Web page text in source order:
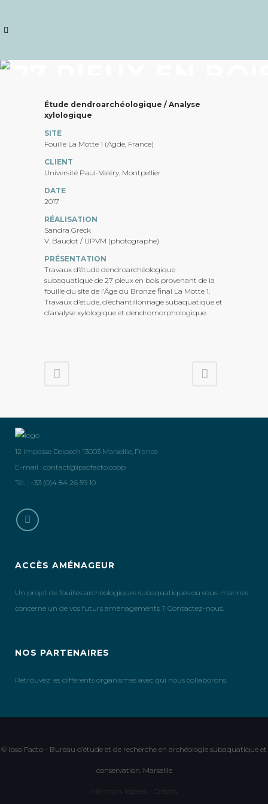
SITE
LA MOTTE
Étude dendroarchéologique / Analyse
xylologique
SITE
Fouille La Motte 1 (Agde, France)
CLIENT
Université Paul-Valéry, Montpellier
DATE
2017
RÉALISATION
Sandra Greck
V. Baudot / UPVM (photographe)
PRÉSENTATION
Travaux d’étude dendroarchéologique
subaquatique de 27 pieux en bois provenant de la
fouille du site de l’Âge du Bronze final La Motte 1.
Travaux d’étude, d’échantillonnage subaquatique et
d’analyse xylologique et dendromorphologique.
12 impasse Delpech 13003 Marseille, France
E-mail : contact@ipsofacto.coop
Tél. : +33 (0)4 84 26 59 10
ACCÈS AMÉNAGEUR
Un projet de fouilles archéologiques subaquatiques ou sous-marines
concerne un de vos futurs aménagements ? Contactez-nous.
NOS PARTENAIRES
Retrouvez les différents organismes avec qui nous collaborons.
© Ipso Facto - Bureau d’étude et de recherche en archéologie subaquatique et
conservation. Marseille
Mentions légales - Crédits